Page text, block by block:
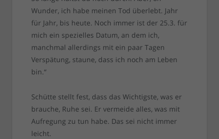
Wunder, ich habe meinen Tod überlebt. Jahr
für Jahr, bis heute. Noch immer ist der 25.3. für
mich ein spezielles Datum, an dem ich,
manchmal allerdings mit ein paar Tagen
Verspätung, staune, dass ich noch am Leben
bin.“
Schütte stellt fest, dass das Wichtigste, was er
brauche, Ruhe sei. Er vermeide alles, was mit
Aufregung zu tun habe. Das sei nicht immer
leicht.